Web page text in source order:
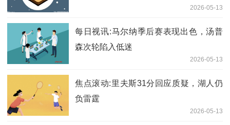
2026-05-13
每日视讯:马尔纳季后赛表现出色，汤普
森次轮陷入低迷
2026-05-13
焦点滚动:里夫斯31分回应质疑，湖人仍
负雷霆
2026-05-13